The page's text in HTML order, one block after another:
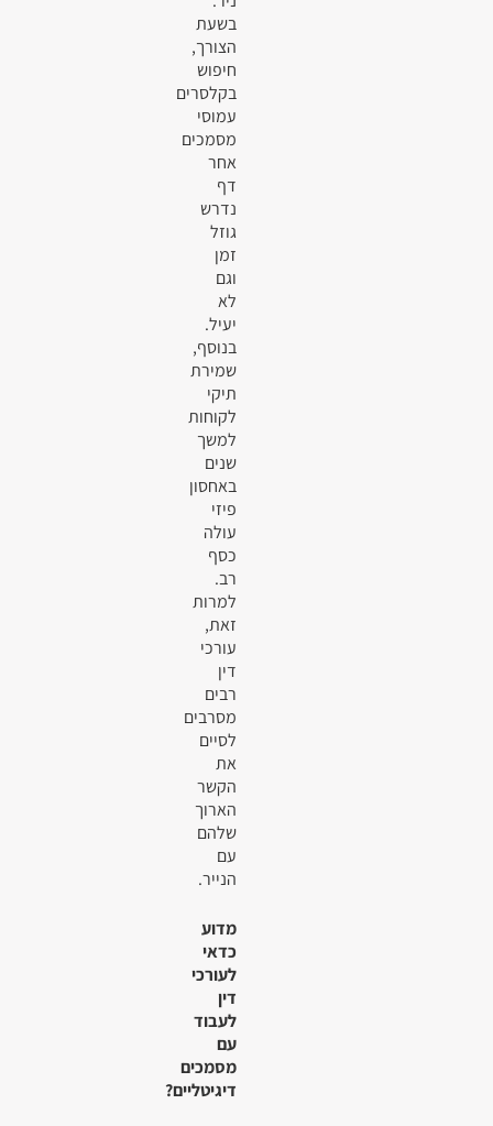
בשעת
הצורך,
חיפוש
בקלסרים
עמוסי
מסמכים
אחר
דף
נדרש
גוזל
זמן
וגם
לא
יעיל.
בנוסף,
שמירת
תיקי
לקוחות
למשך
שנים
באחסון
פיזי
עולה
כסף
רב.
למרות
זאת,
עורכי
דין
רבים
מסרבים
לסיים
את
הקשר
הארוך
שלהם
עם
הנייר.
מדוע
כדאי
לעורכי
דין
לעבוד
עם
מסמכים
דיגיטליים?